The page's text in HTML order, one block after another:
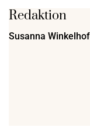
Redaktion
Susanna